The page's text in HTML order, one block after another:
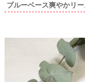
ブルーベース爽やかリ